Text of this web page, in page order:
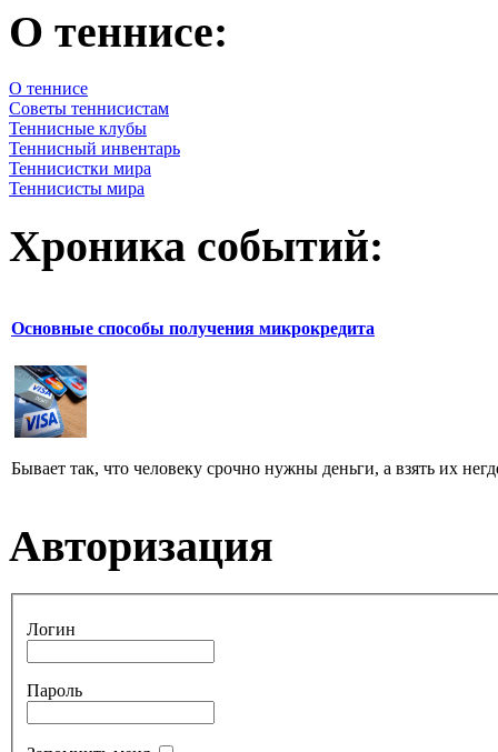
О теннисе:
О теннисе
Советы теннисистам
Теннисные клубы
Теннисный инвентарь
Теннисистки мира
Теннисисты мира
Хроника событий:
Основные способы получения микрокредита
Бывает так, что человеку срочно нужны деньги, а взять их
Авторизация
Логин
Пароль